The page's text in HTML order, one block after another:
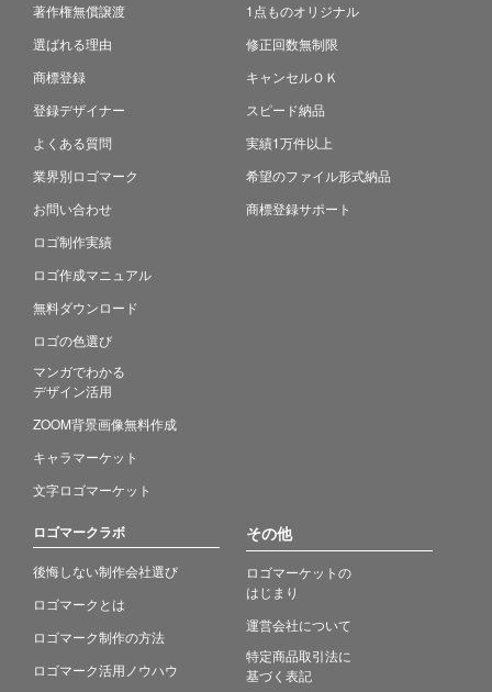
著作権無償譲渡
選ばれる理由
商標登録
登録デザイナー
よくある質問
業界別ロゴマーク
お問い合わせ
ロゴ制作実績
ロゴ作成マニュアル
無料ダウンロード
ロゴの色選び
マンガでわかる
デザイン活用
ZOOM背景画像無料作成
キャラマーケット
文字ロゴマーケット
1点ものオリジナル
修正回数無制限
キャンセルＯＫ
スピード納品
実績1万件以上
希望のファイル形式納品
商標登録サポート
ロゴマークラボ
後悔しない制作会社選び
ロゴマークとは
ロゴマーク制作の方法
ロゴマーク活用ノウハウ
その他
ロゴマーケットの
はじまり
運営会社について
特定商品取引法に
基づく表記